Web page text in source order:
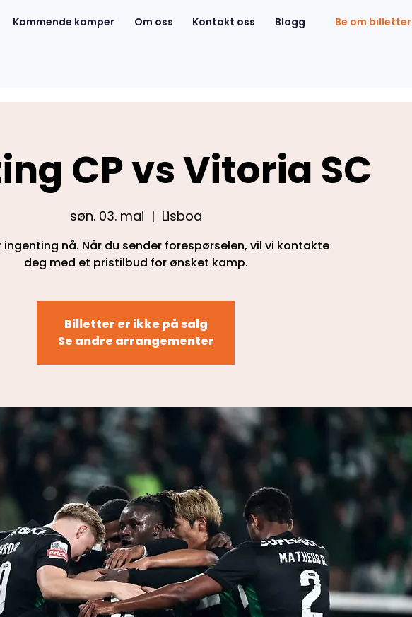
Kommende kamper Om oss Kontakt oss Blogg Be om billetter
CP vs Vitoria SC
søn. 03. mai
  |
Lisboa
ingenting nå. Når du sender forespørselen, vil vi kontakte
deg med et pristilbud for ønsket kamp.
Billetter er ikke på salg
Se andre arrangementer